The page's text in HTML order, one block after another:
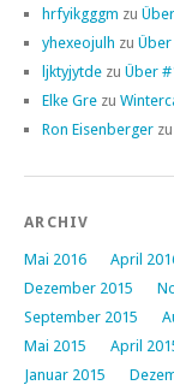
hrfyikgggm zu
yhexeojulh zu
ljktyjytde zu Über
Elke Gre zu
Ron Eisenberger zu
ARCHIV
Mai 2016 April
Dezember 2015
September 2015
Mai 2015
April
Januar 2015